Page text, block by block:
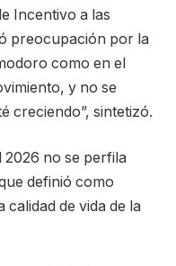
Incentivo a las
preocupación por la
como en el
y no se
creciendo”, sintetizó.
2026 no se perfila
definió como
calidad de vida de la